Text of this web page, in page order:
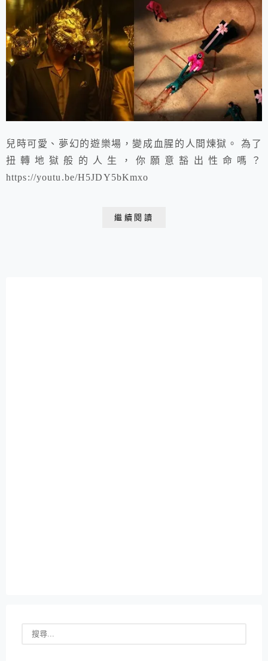
兒時可愛、夢幻的遊樂場，變成血腥的人間煉獄。 為了
扭轉地獄般的人生，你願意豁出性命嗎？
https://youtu.be/H5JDY5bKmxo
繼續閱讀